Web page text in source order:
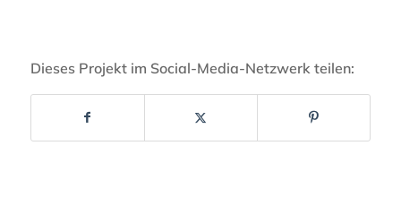
Dieses Projekt im Social-Media-Netzwerk teilen: